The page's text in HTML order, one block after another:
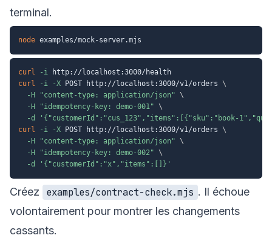
terminal.
node
curl -i
curl
-i -X POST http://localhost:3000/v1/orders \
-H
"content-type: application/json" \
-H
"idempotency-key: demo-001" \
-d
'{"customerId":"cus_123","items":[{"sku":"book-
curl
-i -X POST http://localhost:3000/v1/orders \
-H
"content-type: application/json" \
-H
"idempotency-key: demo-002" \
-d
'{"customerId":"x","items":[]}'
Créez examples/contract-check.mjs . Il échoue
volontairement pour montrer les changements
cassants.